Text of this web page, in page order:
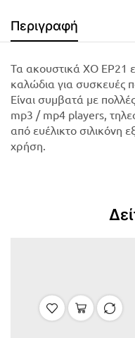
Περιγραφή
Τα ακουστικά XO EP21
καλώδια για συσκευές
Είναι συμβατά με
mp3 / mp4 players,
από ευέλικτο σιλικόνη
χρήση.